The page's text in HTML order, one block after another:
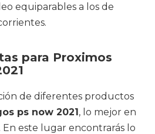
equiparables a los de
para Proximos
de diferentes productos
ps now 2021, lo mejor en
este lugar encontrarás lo